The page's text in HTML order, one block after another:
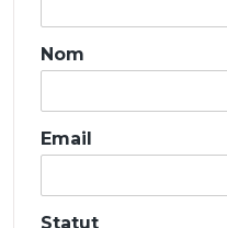
Nom
Email
Statut